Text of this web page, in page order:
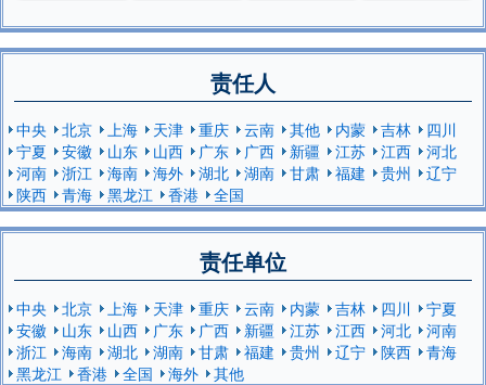
责任人
中央 北京 上海 天津 重庆 云南 其他 内蒙 吉林
四川
宁夏
安徽 山东 山西 广东 广西 新疆 江苏 江西
河北
河南
浙江 海南 海外 湖北 湖南 甘肃 福建 贵州
辽宁
陕西
青海 黑龙江 香港 全国
责任单位
中央 北京 上海 天津 重庆 云南 内蒙 吉林 四川
宁夏
安徽
山东 山西 广东 广西 新疆 江苏 江西 河北
河南
浙江
海南 湖北 湖南 甘肃 福建 贵州 辽宁 陕西
青海
黑龙江
香港 全国 海外 其他